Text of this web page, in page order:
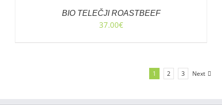
BIO TELEČJI ROASTBEEF
37.00€
1 2 3 Next